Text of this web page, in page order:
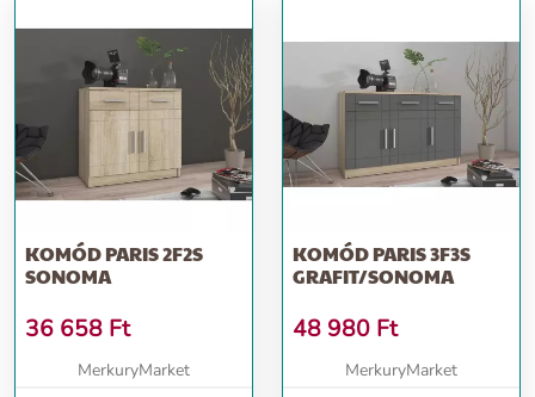
KOMÓD PARIS 2F2S
SONOMA
36 658 Ft
MerkuryMarket
KOMÓD PARIS 3F3S
GRAFIT/SONOMA
48 980 Ft
MerkuryMarket